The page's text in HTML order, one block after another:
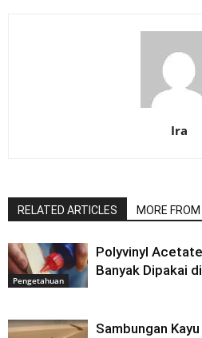
Ira
RELATED ARTICLES MORE
Pengetahuan
Polyvinyl
Banyak Dipakai
Sambungan